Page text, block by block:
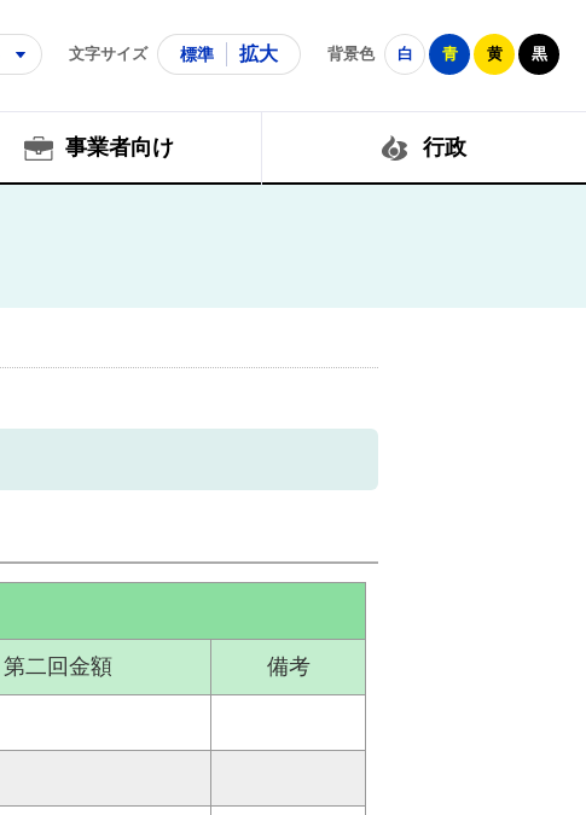
文字サイズ 標準 拡大 背景色 白 青 黄 黒
事業者向け 行政
第二回金額 備考